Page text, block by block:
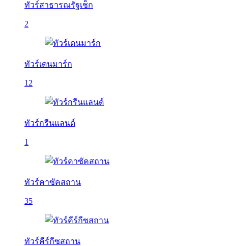
ทัวร์สาธารณรัฐเช็ก
2
ทัวร์เดนมาร์ก
12
ทัวร์กรีนแลนด์
1
ทัวร์คาซัคสถาน
35
ทัวร์คีร์กีซสถาน